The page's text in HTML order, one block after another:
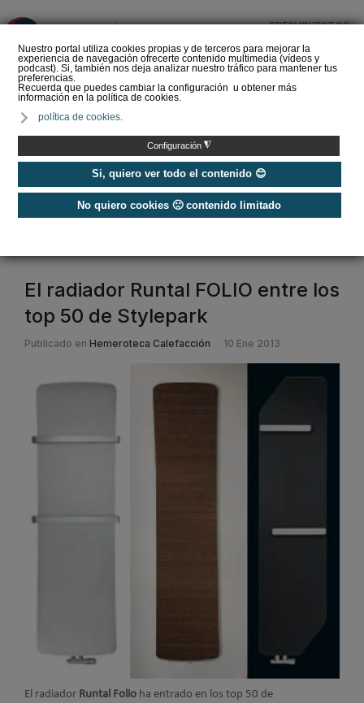
Nuestro portal utiliza cookies propias y de terceros para mejorar la
experiencia de navegación ofrecerte contenido multimedia (vídeos y
podcast). Si, también nos deja analizar nuestro tráfico para mantener tus
preferencias.
Recuerda que puedes cambiar la configuración u obtener más
información en la política de cookies.
política de cookies.
Configuración ◮
Si, quiero ver todo el contenido 😊
No quiero cookies 🙁 contenido limitado
PRESUPUESTOS
del Amperio (Episodio 3)
Etiquetas / radiadores runtal
El radiador Runtal FOLIO entre los
top 50 de Stylepark
Publicado en Hemeroteca Calefacción 10 Ene 2013
El radiador Runtal Folio ha entrado en los top 50 de